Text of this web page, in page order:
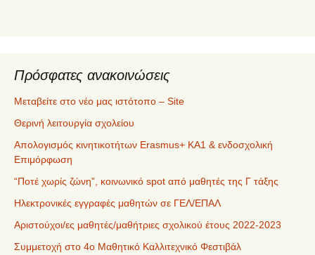
Πρόσφατες ανακοινώσεις
Μεταβείτε στο νέο μας ιστότοπο – Site
Θερινή λειτουργία σχολείου
Απολογισμός κινητικοτήτων Erasmus+ ΚΑ1 & ενδοσχολική
Επιμόρφωση
“Ποτέ χωρίς ζώνη”, κοινωνικό spot από μαθητές της Γ τάξης
Ηλεκτρονικές εγγραφές μαθητών σε ΓΕΛ/ΕΠΑΛ
Αριστούχοι/ες μαθητές/μαθήτριες σχολικού έτους 2022-2023
Συμμετοχή στο 4ο Μαθητικό Καλλιτεχνικό Φεστιβάλ